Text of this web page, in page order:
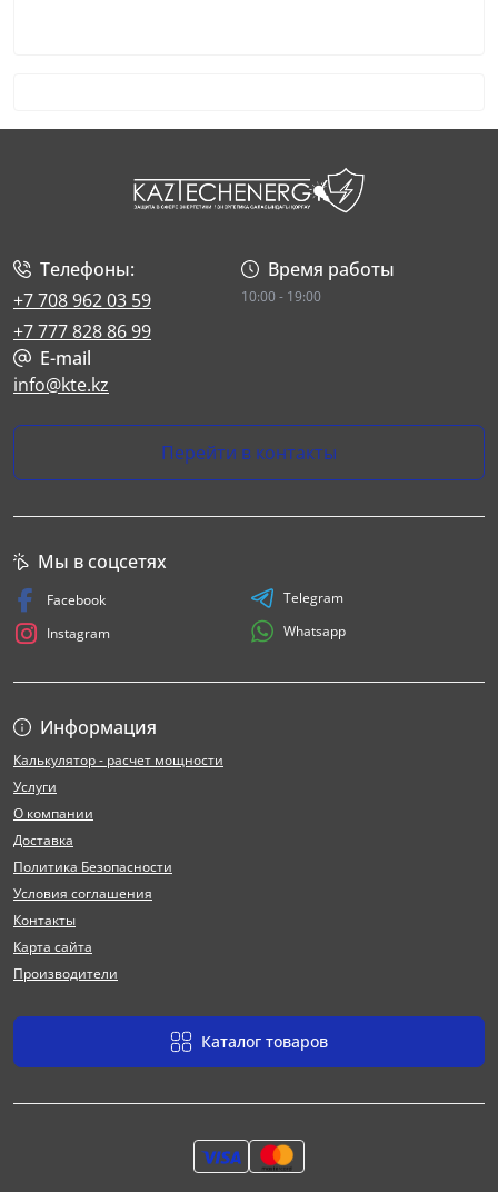
Телефоны:
+7 708 962 03 59
+7 777 828 86 99
Время работы
10:00 - 19:00
E-mail
info@kte.kz
Перейти в контакты
Информация
Калькулятор - расчет мощности
Услуги
О компании
Доставка
Политика Безопасности
Условия соглашения
Контакты
Карта сайта
Производители
Каталог товаров
Мы в соцсетях
Facebook
Instagram
Telegram
Whatsapp